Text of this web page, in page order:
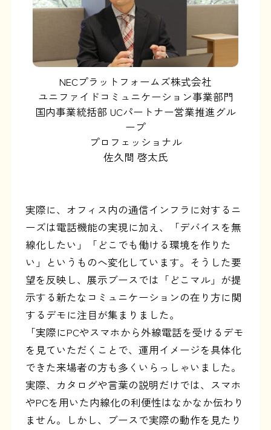
NECプラットフォームズ株式会社
ユニファイドコミュニケーション事業部門
国内事業統括部 UCパートナー営業推進グル
ープ
プロフェッショナル
佐久間 啓太氏
実際に、オフィス内の通信インフラに対するニ
ーズは電話機能の実現に加え、「デバイスを無
線化したい」「どこでも働ける環境を作りた
い」というものへ変化しています。そうした要
望を反映し、展示ブースでは「どこマル」が提
示する新たなコミュニケーションの在り方に関
するデモに注目が集まりました。
「実際にPCやスマホから外線電話を受けるデモ
を見ていただくことで、運用イメージを具体化
できた来場者の方も多くいらっしゃいました。
実際、カタログや言葉の説明だけでは、スマホ
やPCを用いた内線化の利便性はなかなか伝わり
ません。しかし、ブースで実際の動作を見たり